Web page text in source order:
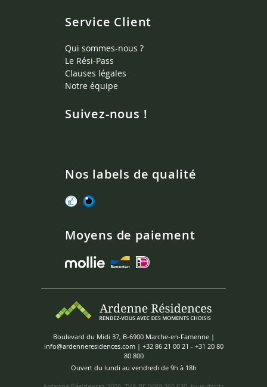
Service Client
Qui sommes-nous ?
Le Rési-Pass
Clauses légales
Notre équipe
Suivez-nous !
Nos labels de qualité
Moyens de paiement
Boulevard du Midi 37, B-6900 Marche-en-Famenne |
info@ardenneresidences.com| +32 86 21 00 21 - +31 20 80
80 800
Ouvert du lundi au vendredi de 9h à 18h